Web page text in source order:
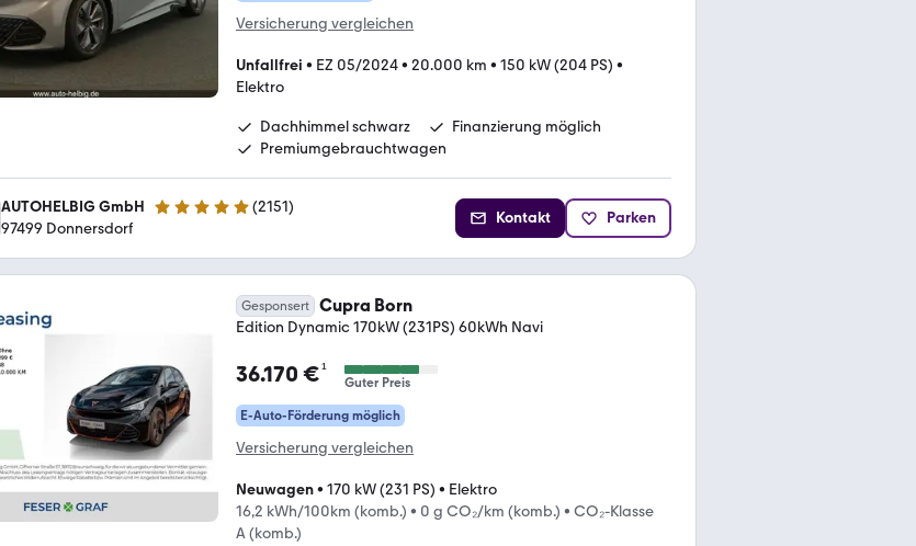
Versicherung vergleichen
Unfallfrei • EZ 05/2024• 20.000 km • 150 kW (204 PS) •
Elektro
Dachhimmel schwarz
Finanzierung möglich
Premiumgebrauchtwagen
AUTOHELBIG GmbH 4.8 Sterne (2151)
97499 Donnersdorf
Kontakt Parken
Gesponsert Cupra Born
Edition Dynamic 170kW (231PS) 60kWh Navi
36.170 €¹
Guter Preis
E-Auto-Förderung möglich
Versicherung vergleichen
Neuwagen• 170 kW (231 PS) • Elektro
16,2 kWh/100km (komb.) • 0 g CO₂/km (komb.) • CO₂-Klasse
A (komb.)